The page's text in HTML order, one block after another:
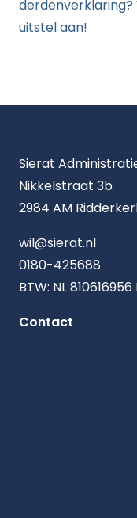
derdenverklaring?
uitstel aan!
Sierat
Nikkelstraat 3b
2984 AM
wil@sierat.nl
0180-425688
BTW: NL 810616956
Contact